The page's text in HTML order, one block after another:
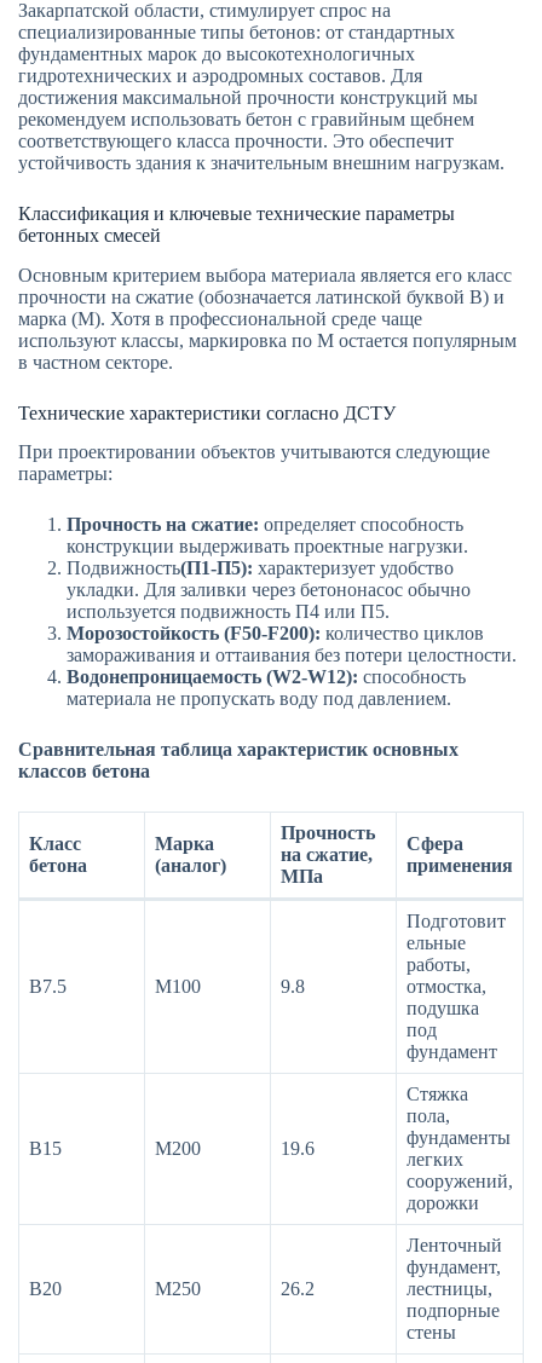
Закарпатской области, стимулирует спрос на
специализированные типы бетонов: от стандартных
фундаментных марок до высокотехнологичных
гидротехнических и аэродромных составов. Для
достижения максимальной прочности конструкций мы
рекомендуем использовать бетон с гравийным щебнем
соответствующего класса прочности. Это обеспечит
устойчивость здания к значительным внешним нагрузкам.
Классификация и ключевые технические параметры
бетонных смесей
Основным критерием выбора материала является его класс
прочности на сжатие (обозначается латинской буквой B) и
марка (M). Хотя в профессиональной среде чаще
используют классы, маркировка по М остается популярным
в частном секторе.
Технические характеристики согласно ДСТУ
При проектировании объектов учитываются следующие
параметры:
Прочность на сжатие: определяет способность
конструкции выдерживать проектные нагрузки.
Подвижность(П1-П5): характеризует удобство
укладки. Для заливки через бетононасос обычно
используется подвижность П4 или П5.
Морозостойкость (F50-F200): количество циклов
замораживания и оттаивания без потери целостности.
Водонепроницаемость (W2-W12): способность
материала не пропускать воду под давлением.
Сравнительная таблица характеристик основных
классов бетона
Класс
бетона
Марка
(аналог)
Прочность
на сжатие,
МПа
Сфера
применения
В7.5 М100 9.8
Подготовит
ельные
работы,
отмостка,
подушка
под
фундамент
В15 М200 19.6
Стяжка
пола,
фундаменты
легких
сооружений,
дорожки
В20 М250 26.2
Ленточный
фундамент,
лестницы,
подпорные
стены